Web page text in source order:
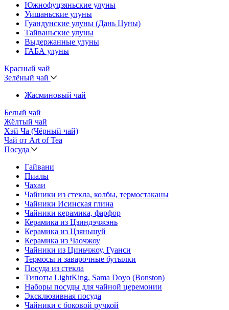
Южнофуцзяньские улуны
Уишаньские улуны
Гуандунские улуны (Дань Цуны)
Тайваньские улуны
Выдержанные улуны
ГАБА улуны
Красный чай
Зелёный чай
Жасминовый чай
Белый чай
Жёлтый чай
Хэй Ча (Чёрный чай)
Чай от Art of Tea
Посуда
Гайвани
Пиалы
Чахаи
Чайники из стекла, колбы, термостаканы
Чайники Исинская глина
Чайники керамика, фарфор
Керамика из Цзиндэчжэнь
Керамика из Цзяньшуй
Керамика из Чаочжоу
Чайники из Циньчжоу, Гуанси
Термосы и заварочные бутылки
Посуда из стекла
Типоты LightKing, Sama Doyo (Bonston)
Наборы посуды для чайной церемонии
Эксклюзивная посуда
Чайники с боковой ручкой